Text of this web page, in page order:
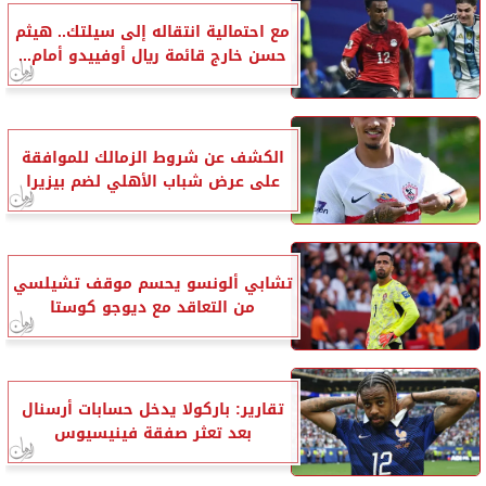
مع احتمالية انتقاله إلى سيلتك.. هيثم
حسن خارج قائمة ريال أوفييدو أمام...
الكشف عن شروط الزمالك للموافقة
على عرض شباب الأهلي لضم بيزيرا
تشابي ألونسو يحسم موقف تشيلسي
من التعاقد مع ديوجو كوستا
تقارير: باركولا يدخل حسابات أرسنال
بعد تعثر صفقة فينيسيوس